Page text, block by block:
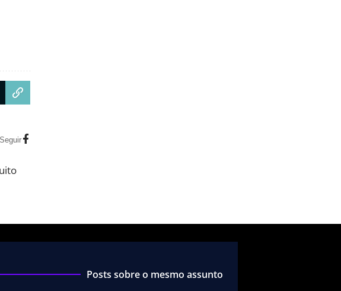
Seguir
Posts sobre o mesmo assunto